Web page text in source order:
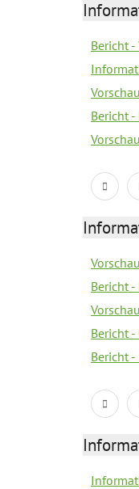
Bericht -
Bericht
Bericht
Bericht
Bericht